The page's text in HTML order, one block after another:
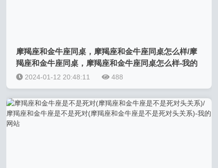
摩羯座和金牛座同桌，摩羯座和金牛座同桌怎么样/摩
羯座和金牛座同桌，摩羯座和金牛座同桌怎么样-我的
网站2024-01-12 20:48:11 488